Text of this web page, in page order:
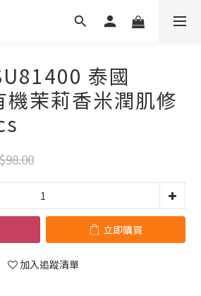
泰國
茉莉香米潤肌修
立即購買
加入追蹤清單